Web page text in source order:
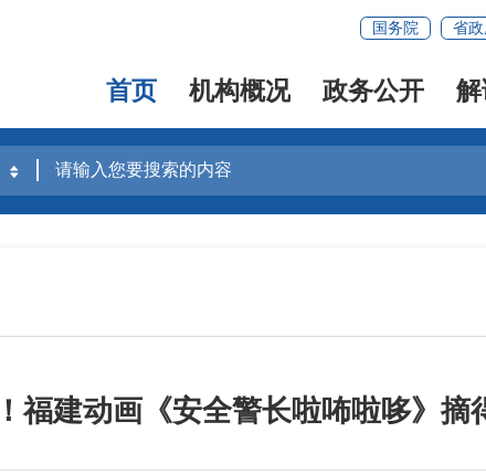
国务院 省
首页 机构概况 政务公开
福建动画《安全警长啦咘啦哆》摘